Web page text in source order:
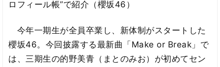
ロフィール帳”で紹介（櫻坂46）
今年一期生が全員卒業し、新体制がスタートした
櫻坂46。今回披露する最新曲「Make or Break」で
は、三期生の的野美青（まとのみお）が初めてセン